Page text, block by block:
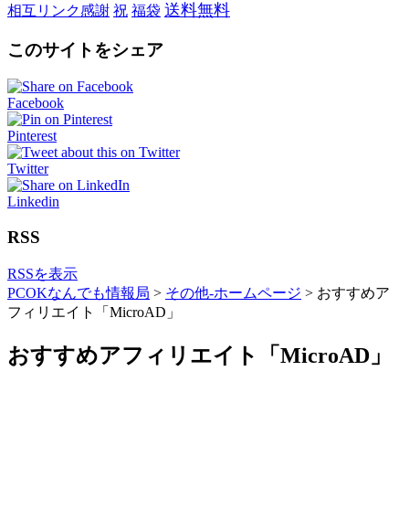
相互リンク感謝 祝 福袋 送料無料
このサイトをシェア
Facebook
Pinterest
Twitter
Linkedin
RSS
RSSを表示
PCOKなんでも情報局 > その他-ホームページ > おすすめア
フィリエイト「MicroAD」
おすすめアフィリエイト「MicroAD」